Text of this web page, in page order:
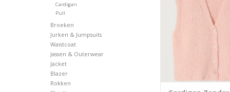
Cardigan
Pull
Broeken
Jurken & Jumpsuits
Waistcoat
Jassen & Outerwear
Jacket
Blazer
Rokken
Samenstelling:
polyacrylvezel, 15%
polyamide & 1%
TOEVOEGEN AAN